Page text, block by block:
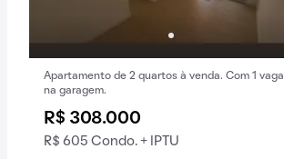
Apartamento de 2 quartos à venda. Com 1 vaga
na garagem.
R$ 308.000
R$ 605 Condo. + IPTU